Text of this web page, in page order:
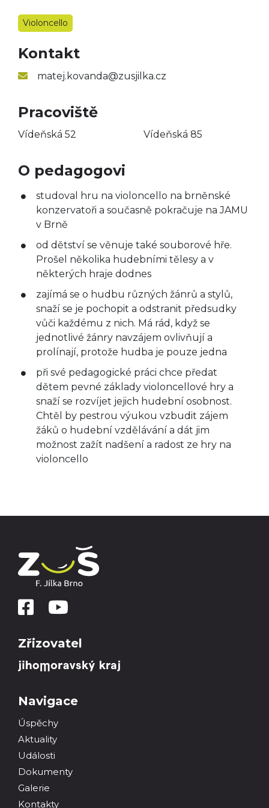
Violoncello
Kontakt
matej.kovanda@zusjilka.cz
Pracoviště
Vídeňská 52 Vídeňská 85
O pedagogovi
studoval hru na violoncello na brněnské
konzervatoři a současně pokračuje na JAMU
v Brně
od dětství se věnuje také souborové hře.
Prošel několika hudebními tělesy a v
některých hraje dodnes
zajímá se o hudbu různých žánrů a stylů,
snaží se je pochopit a odstranit předsudky
vůči každému z nich. Má rád, když se
jednotlivé žánry navzájem ovlivňují a
prolínají, protože hudba je pouze jedna
při své pedagogické práci chce předat
dětem pevné základy violoncellové hry a
snaží se rozvíjet jejich hudební osobnost.
Chtěl by pestrou výukou vzbudit zájem
žáků o hudební vzdělávání a dát jim
možnost zažít nadšení a radost ze hry na
violoncello
Zřizovatel
Navigace
Úspěchy
Aktuality
Události
Dokumenty
Galerie
Kontakty
Literárně-dramatický